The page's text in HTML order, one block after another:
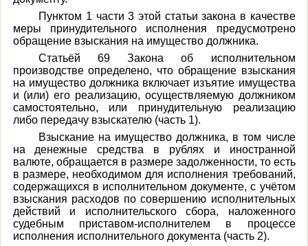
Пунктом 1 части 3 этой статьи закона в качестве
меры принудительного исполнения предусмотрено
обращение взыскания на имущество должника.
Статьёй 69 Закона об исполнительном
производстве определено, что обращение взыскания
на имущество должника включает изъятие имущества
и (или) его реализацию, осуществляемую должником
самостоятельно, или принудительную реализацию
либо передачу взыскателю (часть 1).
Взыскание на имущество должника, в том числе
на денежные средства в рублях и иностранной
валюте, обращается в размере задолженности, то есть
в размере, необходимом для исполнения требований,
содержащихся в исполнительном документе, с учётом
взыскания расходов по совершению исполнительных
действий и исполнительского сбора, наложенного
судебным приставом-исполнителем в процессе
исполнения исполнительного документа (часть 2).